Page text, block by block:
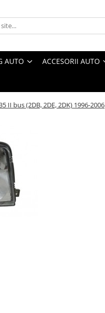
AUTO ACCESORII AUTO
II bus (2DB, 2DE, 2DK) 1996-2006